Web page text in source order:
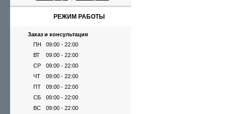
РЕЖИМ РАБОТЫ
Заказ и консультация
ПН
09:00 - 22:00
ВТ
09:00 - 22:00
СР
09:00 - 22:00
ЧТ
09:00 - 22:00
ПТ
09:00 - 22:00
СБ
09:00 - 22:00
ВС
09:00 - 22:00